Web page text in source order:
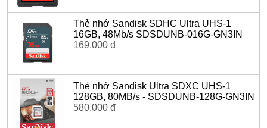
Thẻ nhớ Sandisk SDHC Ultra UHS-1
16GB, 48Mb/s SDSDUNB-016G-GN3IN
169.000 đ
Thẻ nhớ Sandisk Ultra SDXC UHS-1
128GB, 80MB/s - SDSDUNB-128G-GN3IN
580.000 đ